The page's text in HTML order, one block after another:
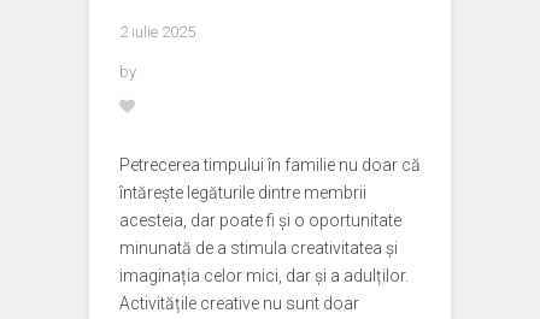
2 iulie 2025
by
Petrecerea timpului în familie nu doar că
întărește legăturile dintre membrii
acesteia, dar poate fi și o oportunitate
minunată de a stimula creativitatea și
imaginația celor mici, dar și a adulților.
Activitățile creative nu sunt doar